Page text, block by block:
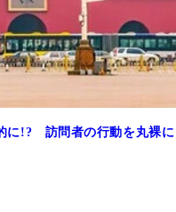
に!? 訪問者の行動を丸裸に